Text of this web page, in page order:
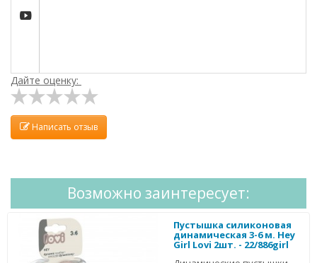

Дайте оценку:
Написать отзыв
Возможно заинтересует:
Пустышка силиконовая
динамическая 3-6 м. Hey
Girl Lovi 2шт. - 22/886girl